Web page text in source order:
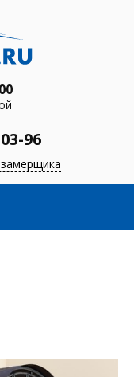
96